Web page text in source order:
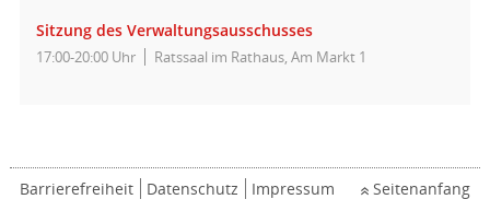
Sitzung des Verwaltungsausschusses
17:00-20:00 Uhr Ratssaal im Rathaus, Am Markt 1
Barrierefreiheit Datenschutz Impressum Seitenanfang